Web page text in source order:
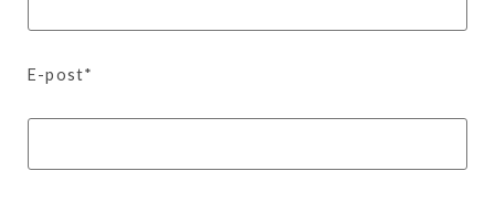
E-post*